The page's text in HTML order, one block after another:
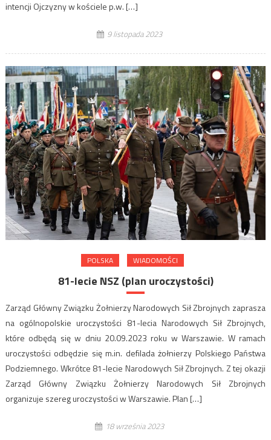
intencji Ojczyzny w kościele p.w. […]
9 listopada 2023
POLSKA WIADOMOŚCI
81-lecie NSZ (plan uroczystości)
Zarząd Główny Związku Żołnierzy Narodowych Sił Zbrojnych zaprasza
na ogólnopolskie uroczystości 81-lecia Narodowych Sił Zbrojnych,
które odbędą się w dniu 20.09.2023 roku w Warszawie. W ramach
uroczystości odbędzie się m.in. defilada żołnierzy Polskiego Państwa
Podziemnego. Wkrótce 81-lecie Narodowych Sił Zbrojnych. Z tej okazji
Zarząd Główny Związku Żołnierzy Narodowych Sił Zbrojnych
organizuje szereg uroczystości w Warszawie. Plan […]
18 września 2023